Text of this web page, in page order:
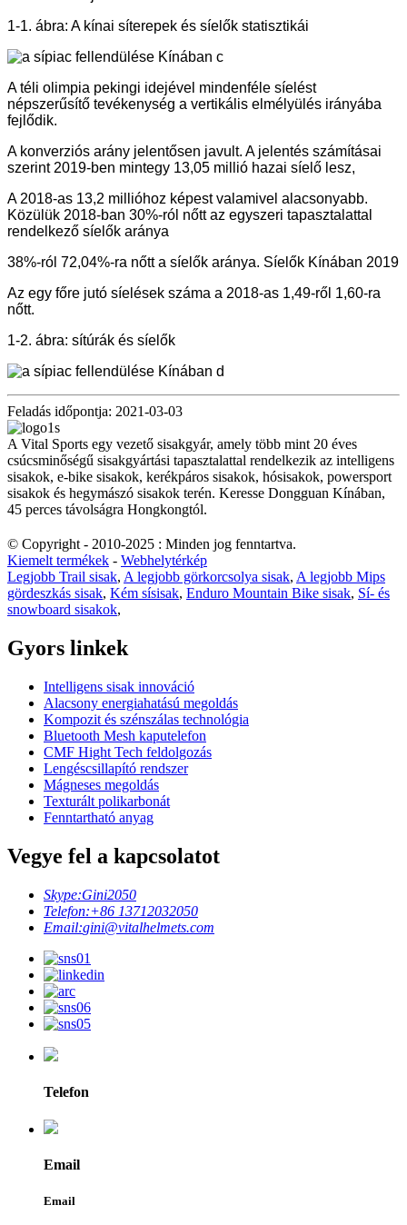
1-1. ábra: A kínai síterepek és síelők statisztikái
A téli olimpia pekingi idejével mindenféle síelést
népszerűsítő tevékenység a vertikális elmélyülés irányába
fejlődik.
A konverziós arány jelentősen javult. A jelentés számításai
szerint 2019-ben mintegy 13,05 millió hazai síelő lesz,
A 2018-as 13,2 millióhoz képest valamivel alacsonyabb.
Közülük 2018-ban 30%-ról nőtt az egyszeri tapasztalattal
rendelkező síelők aránya
38%-ról 72,04%-ra nőtt a síelők aránya. Síelők Kínában 2019
Az egy főre jutó síelések száma a 2018-as 1,49-ről 1,60-ra
nőtt.
1-2. ábra: sítúrák és síelők
Feladás időpontja: 2021-03-03
A Vital Sports egy vezető sisakgyár, amely több mint 20 éves
csúcsminőségű sisakgyártási tapasztalattal rendelkezik az intelligens
sisakok, e-bike sisakok, kerékpáros sisakok, hósisakok, powersport
sisakok és hegymászó sisakok terén. Keresse Dongguan Kínában,
45 perces távolságra Hongkongtól.
© Copyright - 2010-2025 : Minden jog fenntartva.
Kiemelt termékek - Webhelytérkép
Legjobb Trail sisak, A legjobb görkorcsolya sisak, A legjobb Mips
gördeszkás sisak, Kém sísisak, Enduro Mountain Bike sisak, Sí- és
snowboard sisakok,
Gyors linkek
Intelligens sisak innováció
Alacsony energiahatású megoldás
Kompozit és szénszálas technológia
Bluetooth Mesh kaputelefon
CMF Hight Tech feldolgozás
Lengéscsillapító rendszer
Mágneses megoldás
Texturált polikarbonát
Fenntartható anyag
Vegye fel a kapcsolatot
Skype:Gini2050
Telefon:+86 13712032050
Email:gini@vitalhelmets.com
Telefon
Email
Email